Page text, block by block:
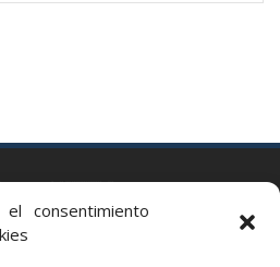
el consentimiento
bis, 3º, 08006 Barcelona